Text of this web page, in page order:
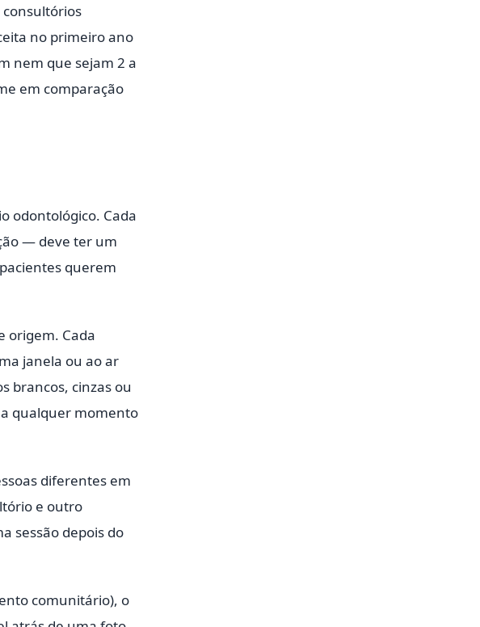
no primeiro ano
nem que sejam 2 a
em comparação
odontológico. Cada
— deve ter um
querem
origem. Cada
janela ou ao ar
brancos, cinzas ou
qualquer momento
diferentes em
e outro
sessão depois do
comunitário), o